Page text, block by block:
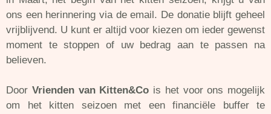
ons een herinnering via de email. De donatie blijft geheel
vrijblijvend. U kunt er altijd voor kiezen om ieder gewenst
moment te stoppen of uw bedrag aan te passen na
believen.
Door Vrienden van Kitten&Co is het voor ons mogelijk
om het kitten seizoen met een financiële buffer te